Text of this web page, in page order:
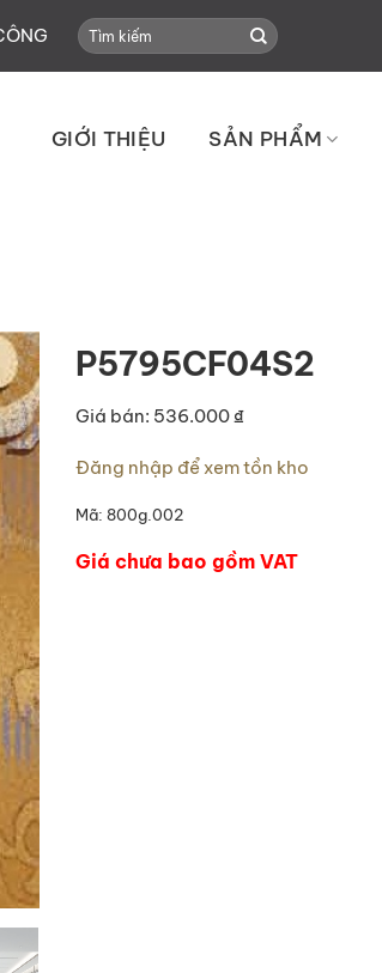
Search
for:
GIỚI THIỆU SẢN PHẨM
P5795CF04S2
Giá bán: 536.000 ₫
Đăng nhập để xem tồn kho
Mã: 800g.002
Giá chưa bao gồm VAT